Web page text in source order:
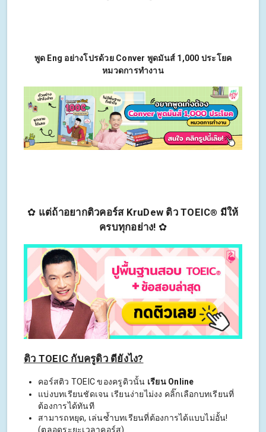
พูด Eng อย่างโปรด้วย Conver พูดมันส์ 1,000 ประโยค
หมวดการทำงาน
✿ แต่ถ้าอยากติวคอร์ส KruDew ติว TOEIC® มีให้
ครบทุกอย่าง! ✿
ติว TOEIC กับครูดิว ดียังไง?
คอร์สติว TOEIC ของครูดิวนั้น เรียน Online
แบ่งบทเรียนชัดเจน เรียนง่ายไม่งง คลิ๊กเลือกบทเรียนที่
ต้องการได้ทันที
สามารถหยุด, เล่นซ้ำบทเรียนที่ต้องการได้แบบไม่อั้น!
(ตลอดระยะเวลาคอร์ส)